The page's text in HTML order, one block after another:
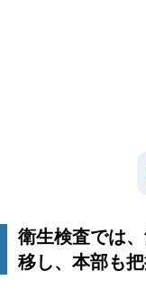
衛生検査では
移し、本部も